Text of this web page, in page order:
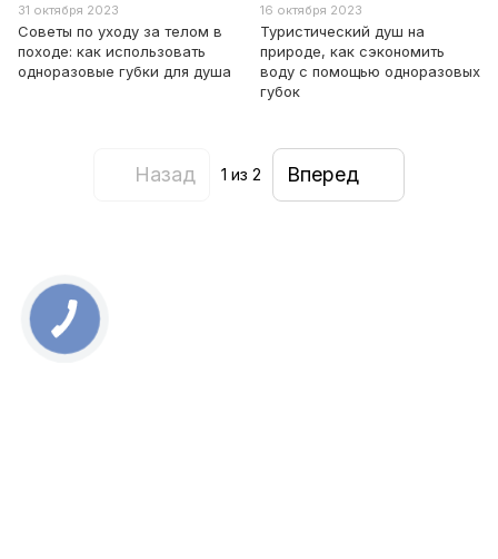
31 октября 2023
Советы по уходу за телом в
походе: как использовать
одноразовые губки для душа
16 октября 2023
Туристический душ на
природе, как сэкономить
воду с помощью одноразовых
губок
Назад 1 из 2 Вперед
0 800 336 093
+38 093 229 76 00